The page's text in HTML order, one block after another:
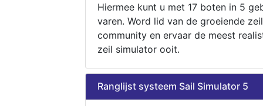
Hiermee kunt u met 17 boten in 5
varen. Word lid van de groeiende zeil
community en ervaar de meest
zeil simulator ooit.
Ranglijst systeem Sail Simulator 5